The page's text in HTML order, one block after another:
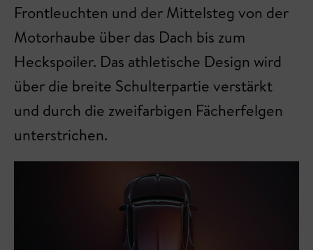
Frontleuchten und der Mittelsteg von der
Motorhaube über das Dach bis zum
Heckspoiler. Das athletische Design wird
über die breite Schulterpartie verstärkt
und durch die zweifarbigen Fächerfelgen
unterstrichen.